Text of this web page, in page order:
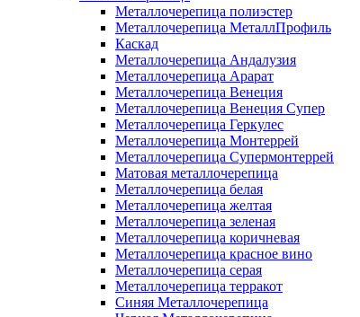
Металлочерепица полиэстер
Металлочерепица МеталлПрофиль
Каскад
Металлочерепица Андалузия
Металлочерепица Арарат
Металлочерепица Венеция
Металлочерепица Венеция Супер
Металлочерепица Геркулес
Металлочерепица Монтеррей
Металлочерепица Супермонтеррей
Матовая металлочерепица
Металлочерепица белая
Металлочерепица желтая
Металлочерепица зеленая
Металлочерепица коричневая
Металлочерепица красное вино
Металлочерепица серая
Металлочерепица терракот
Синяя Металлочерепица